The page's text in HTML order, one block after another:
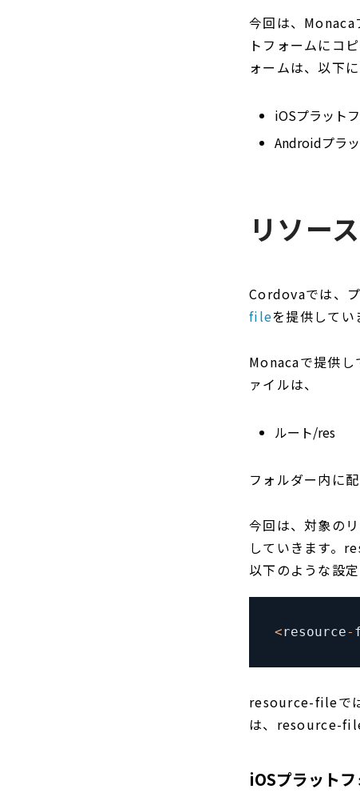
今回は、Monaca
トフォームにコ
ォームは、以下に
iOSプラット
Androidプラ
リソー
Cordovaでは、
fileを提供して
Monacaで提供し
ァイルは、
ルート/res
フォルダー内に
今回は、対象の
していきます。
以下のような設定
<resource-
resource-fileで
は、resource-file
iOSプラット